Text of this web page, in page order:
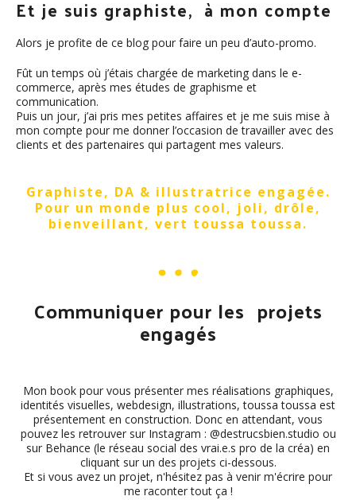
Et je suis graphiste, à mon compte
Alors je profite de ce blog pour faire un peu d’auto-promo.
Fût un temps où j’étais chargée de marketing dans le e-
commerce, après mes études de graphisme et
communication.
Puis un jour, j’ai pris mes petites affaires et je me suis mise à
mon compte pour me donner l’occasion de travailler avec des
clients et des partenaires qui partagent mes valeurs.
Graphiste, DA & illustratrice engagée.
Pour un monde plus cool, joli, drôle,
bienveillant, vert toussa toussa.
Communiquer pour les projets
engagés
Mon book pour vous présenter mes réalisations graphiques,
identités visuelles, webdesign, illustrations, toussa toussa est
présentement en construction. Donc en attendant, vous
pouvez les retrouver sur Instagram : @destrucsbien.studio ou
sur Behance (le réseau social des vrai.e.s pro de la créa) en
cliquant sur un des projets ci-dessous.
Et si vous avez un projet, n'hésitez pas à venir m'écrire pour
me raconter tout ça !